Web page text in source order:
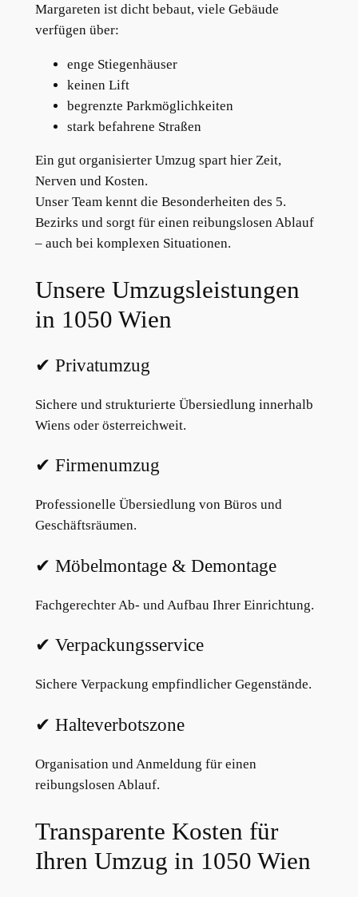
Margareten ist dicht bebaut, viele Gebäude
verfügen über:
enge Stiegenhäuser
keinen Lift
begrenzte Parkmöglichkeiten
stark befahrene Straßen
Ein gut organisierter Umzug spart hier Zeit,
Nerven und Kosten.
Unser Team kennt die Besonderheiten des 5.
Bezirks und sorgt für einen reibungslosen Ablauf
– auch bei komplexen Situationen.
Unsere Umzugsleistungen
in 1050 Wien
✔ Privatumzug
Sichere und strukturierte Übersiedlung innerhalb
Wiens oder österreichweit.
✔ Firmenumzug
Professionelle Übersiedlung von Büros und
Geschäftsräumen.
✔ Möbelmontage & Demontage
Fachgerechter Ab- und Aufbau Ihrer Einrichtung.
✔ Verpackungsservice
Sichere Verpackung empfindlicher Gegenstände.
✔ Halteverbotszone
Organisation und Anmeldung für einen
reibungslosen Ablauf.
Transparente Kosten für
Ihren Umzug in 1050 Wien